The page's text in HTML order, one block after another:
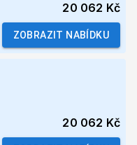
20 062 Kč
ZOBRAZIT NABÍDKU
20 062 Kč